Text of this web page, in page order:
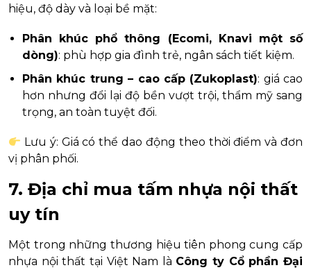
hiệu, độ dày và loại bề mặt:
Phân khúc phổ thông (Ecomi, Knavi một số
dòng): phù hợp gia đình trẻ, ngân sách tiết kiệm.
Phân khúc trung – cao cấp (Zukoplast): giá cao
hơn nhưng đổi lại độ bền vượt trội, thẩm mỹ sang
trọng, an toàn tuyệt đối.
Lưu ý: Giá có thể dao động theo thời điểm và đơn
vị phân phối.
7. Địa chỉ mua tấm nhựa nội thất
uy tín
Một trong những thương hiệu tiên phong cung cấp
nhựa nội thất tại Việt Nam là Công ty Cổ phần Đại